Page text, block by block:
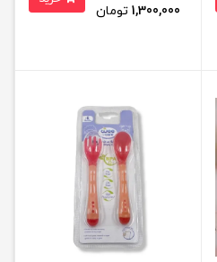
1,300,000 تومان